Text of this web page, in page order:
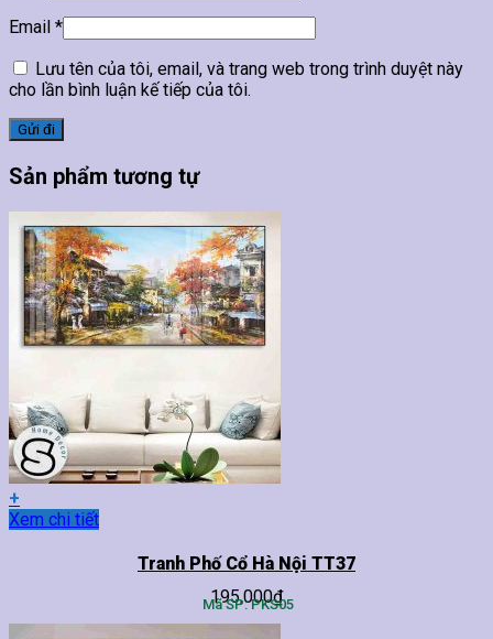
Email *
Lưu tên của tôi, email, và trang web trong trình duyệt này
cho lần bình luận kế tiếp của tôi.
Sản phẩm tương tự
+
Sản
biến
Xem chi tiết
Tranh Phố Cổ Hà Nội TT37
195,000₫
Mã SP: PKS05